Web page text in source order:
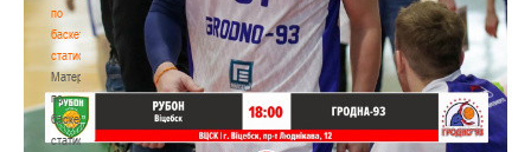
по
баскетбольной
статистике
Материалы
по
баскетбольной
статистике